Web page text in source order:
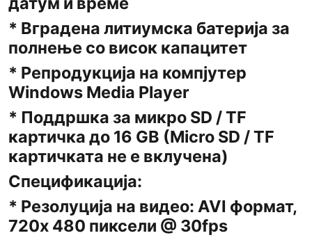
* Вградена литиумска батерија за
полнење со висок капацитет
* Репродукција на компјутер
Windows Media Player
* Поддршка за микро SD / TF
картичка до 16 GB (Micro SD / TF
картичката не е вклучена)
Спецификација:
* Резолуција на видео: AVI формат,
720x 480 пиксели @ 30fps